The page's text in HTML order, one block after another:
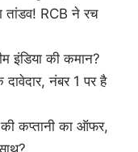
तांडव! RCB ने रच
इंडिया की कमान?
नंबर 1 पर है
कप्तानी का ऑफर,